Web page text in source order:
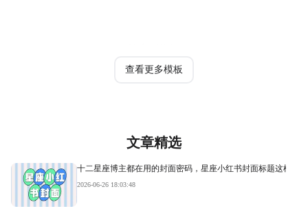
查看更多模板
文章精选
十二星座博主都在用的封面密码，星座小红书封面标题这样写
2026-06-26 18:03:48